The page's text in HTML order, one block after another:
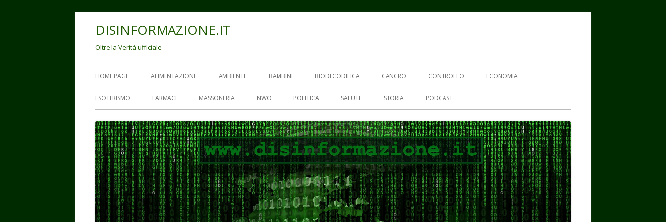
DISINFORMAZIONE.IT
Oltre la Verità ufficiale
Menu
principale
HOME PAGE ALIMENTAZIONE AMBIENTE BAMBINI BIODECODIFICA CANCRO CONTROLLO ECONOMIA
ESOTERISMO FARMACI MASSONERIA NWO POLITICA SALUTE STORIA PODCAST